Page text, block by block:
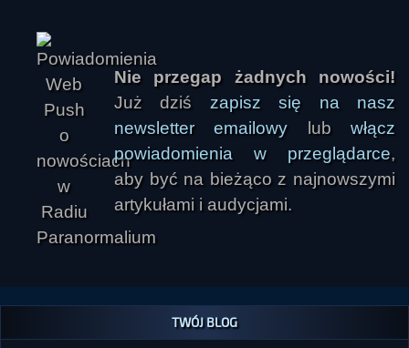
Nie przegap żadnych nowości!
Już dziś zapisz się na nasz
newsletter emailowy lubwłącz
powiadomienia w przeglądarce,
aby być na bieżąco z najnowszymi
artykułami i audycjami.
TWÓJ BLOG